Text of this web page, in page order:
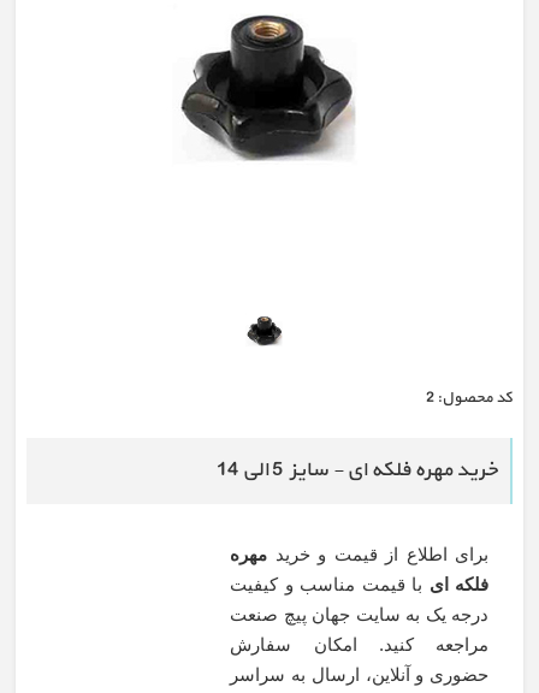
كد محصول: 2
خرید مهره فلکه ای - سایز 5 الی 14
برای اطلاع از قیمت و خرید مهره
فلکه ای با قیمت مناسب و کیفیت
درجه یک به سایت جهان پیچ صنعت
مراجعه کنید. امکان سفارش
حضوری و آنلاین، ارسال به سراسر